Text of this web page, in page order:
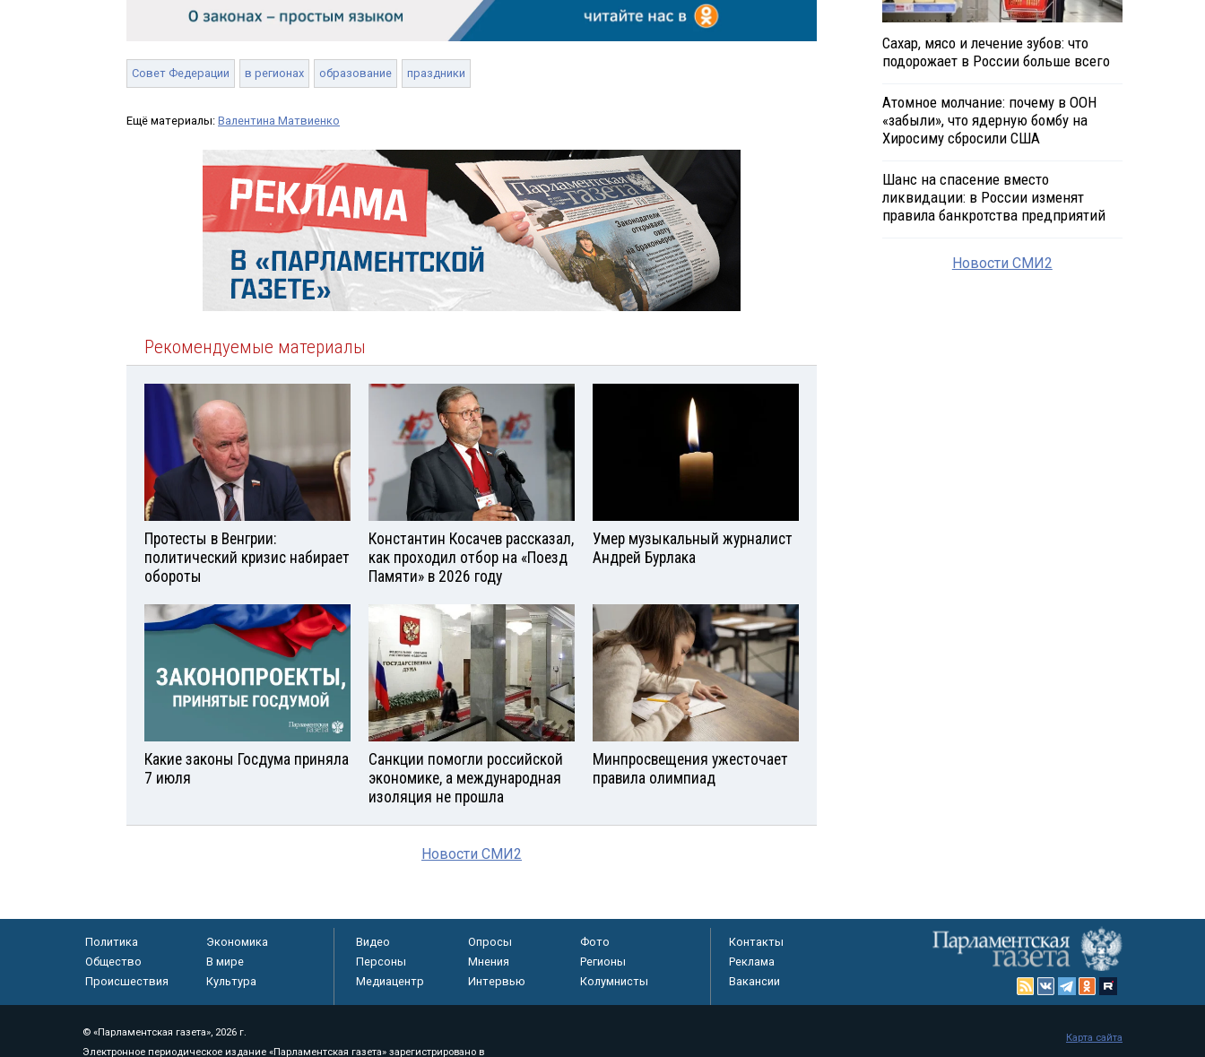
Совет Федерации в регионах образование праздники
Ещё материалы: Валентина Матвиенко
Рекомендуемые материалы
Протесты в Венгрии:
политический кризис набирает
обороты
Константин Косачев рассказал,
как проходил отбор на «Поезд
Памяти» в 2026 году
Умер музыкальный журналист
Андрей Бурлака
Какие законы Госдума приняла
7 июля
Санкции помогли российской
экономике, а международная
изоляция не прошла
Минпросвещения ужесточает
правила олимпиад
Новости СМИ2
Сахар, мясо и лечение зубов: что
подорожает в России больше всего
Атомное молчание: почему в ООН
«забыли», что ядерную бомбу на
Хиросиму сбросили США
Шанс на спасение вместо
ликвидации: в России изменят
правила банкротства предприятий
Новости СМИ2
Политика
Экономика
Общество
В мире
Происшествия
Культура
Видео Опросы
Фото
Персоны
Мнения
Регионы
Медиацентр
Интервью Колумнисты
Контакты
Реклама
Вакансии
© «Парламентская газета», 2026 г.
Электронное периодическое издание «Парламентская газета» зарегистрировано в
Карта сайта